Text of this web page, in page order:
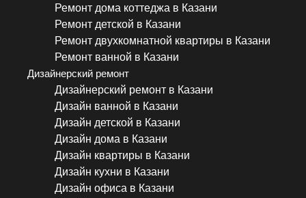
Ремонт дома коттеджа в Казани
Ремонт детской в Казани
Ремонт двухкомнатной квартиры в Казани
Ремонт ванной в Казани
Дизайнерский ремонт
Дизайнерский ремонт в Казани
Дизайн ванной в Казани
Дизайн детской в Казани
Дизайн дома в Казани
Дизайн квартиры в Казани
Дизайн кухни в Казани
Дизайн офиса в Казани